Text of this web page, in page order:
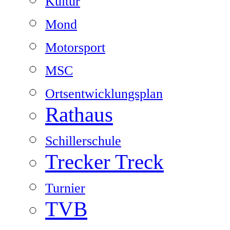
Mond
Motorsport
MSC
Ortsentwicklungsplan
Rathaus
Schillerschule
Trecker Treck
Turnier
TVB